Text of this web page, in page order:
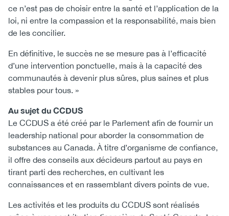
ce n’est pas de choisir entre la santé et l’application de la
loi, ni entre la compassion et la responsabilité, mais bien
de les concilier.
En définitive, le succès ne se mesure pas à l’efficacité
d’une intervention ponctuelle, mais à la capacité des
communautés à devenir plus sûres, plus saines et plus
stables pour tous. »
Au sujet du CCDUS
Le CCDUS a été créé par le Parlement afin de fournir un
leadership national pour aborder la consommation de
substances au Canada. À titre d’organisme de confiance,
il offre des conseils aux décideurs partout au pays en
tirant parti des recherches, en cultivant les
connaissances et en rassemblant divers points de vue.
Les activités et les produits du CCDUS sont réalisés